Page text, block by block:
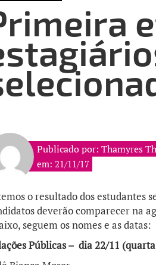
Publicado por: Thamyres
em: 21/11/17
o resultado dos estudantes
deverão comparecer na
seguem os nomes e as datas:
Públicas – dia 22/11